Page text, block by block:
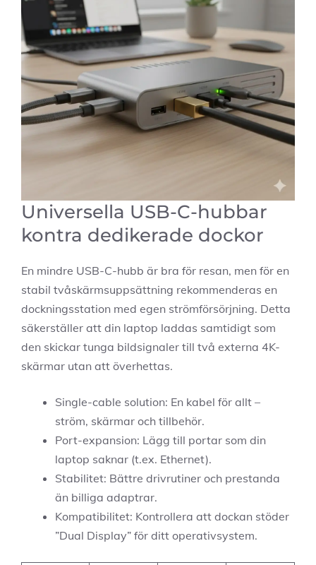
Universella USB-C-hubbar
kontra dedikerade dockor
En mindre USB-C-hubb är bra för resan, men för en
stabil tvåskärmsuppsättning rekommenderas en
dockningsstation med egen strömförsörjning. Detta
säkerställer att din laptop laddas samtidigt som
den skickar tunga bildsignaler till två externa 4K-
skärmar utan att överhettas.
Single-cable solution: En kabel för allt –
ström, skärmar och tillbehör.
Port-expansion: Lägg till portar som din
laptop saknar (t.ex. Ethernet).
Stabilitet: Bättre drivrutiner och prestanda
än billiga adaptrar.
Kompatibilitet: Kontrollera att dockan stöder
”Dual Display” för ditt operativsystem.